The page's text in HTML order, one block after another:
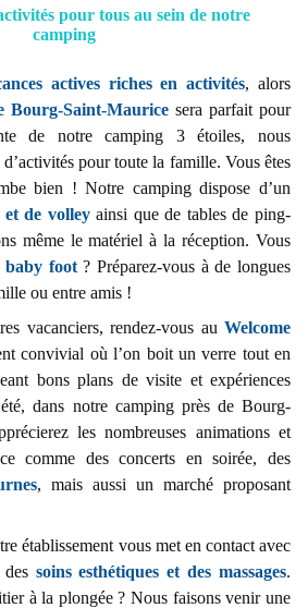
pour tous au sein de notre
camping
actives riches en activités, alors
Bourg-Saint-Maurice sera parfait pour
de notre camping 3 étoiles, nous
pour toute la famille. Vous êtes
bien ! Notre camping dispose d’un
de volleyainsi que de tables de ping-
même le matériel à la réception. Vous
baby foot? Préparez-vous à de longues
ou entre amis !
vacanciers, rendez-vous au Welcome
convivial où l’on boit un verre tout en
bons plans de visite et expériences
dans notre camping près de Bourg-
les nombreuses animations et
comme des concerts en soirée, des
, mais aussi un marché proposant
établissement vous met en contact avec
soins esthétiques et des massages.
à la plongée ? Nous faisons venir une